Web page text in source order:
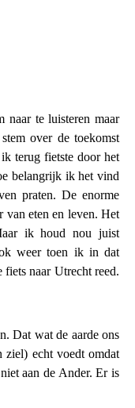
naar te luisteren maar
over de toekomst
terug fietste door het
belangrijk ik het vind
praten. De enorme
van eten en leven. Het
ik houd nou juist
weer toen ik in dat
naar Utrecht reed.
Dat wat de aarde ons
ziel) echt voedt omdat
aan de Ander. Er is